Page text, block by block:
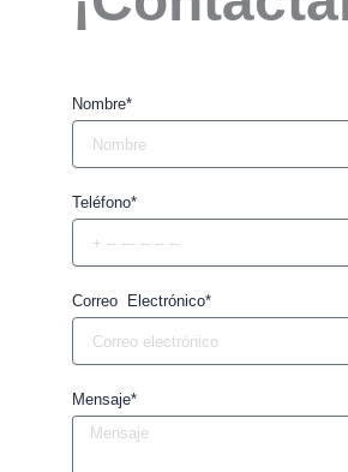
Nombre*
Teléfono*
Correo Electrónico*
Mensaje*